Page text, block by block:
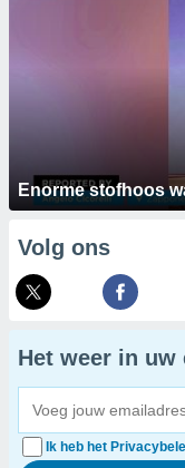
Enorme stofhoos
Volg ons
Het weer in uw
Ik heb het